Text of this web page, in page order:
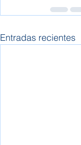
Entradas recientes